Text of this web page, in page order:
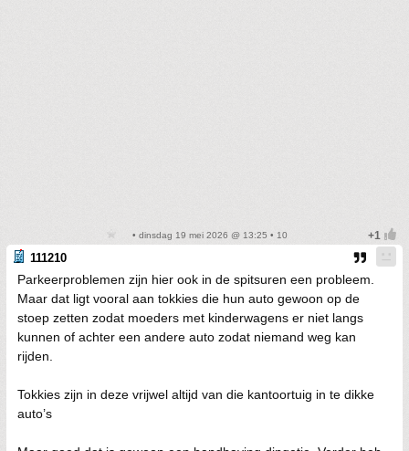
• dinsdag 19 mei 2026 @ 13:25 • 10
111210
Parkeerproblemen zijn hier ook in de spitsuren een probleem.
Maar dat ligt vooral aan tokkies die hun auto gewoon op de
stoep zetten zodat moeders met kinderwagens er niet langs
kunnen of achter een andere auto zodat niemand weg kan
rijden.
Tokkies zijn in deze vrijwel altijd van die kantoortuig in te dikke
auto’s